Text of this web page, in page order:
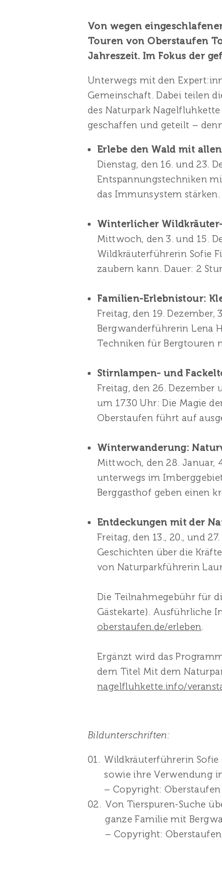
Von wegen
Touren von Oberstaufen
Jahreszeit. Im Fokus der
Unterwegs mit den
Gemeinschaft. Dabei teilen
des Naturpark
geschaffen und geteilt –
Erlebe den Wald mit
Dienstag, den 16. und 23.
Entspannungstechniken
das Immunsystem
Winterlicher
Mittwoch, den 3. und 15.
Wildkräuterführerin Sofie
zaubern kann. Dauer: 2
Familien-Erlebnistour:
Freitag, den 19.
Bergwanderführerin Lena
Techniken für Bergtouren
Stirnlampen- und
Freitag, den 26. Dezember
um 17.30 Uhr: Die Magie
Oberstaufen führt auf
Winterwanderung:
Mittwoch, den 28. Januar,
unterwegs im
Berggasthof geben einen
Entdeckungen mit der
Freitag, den 13., 20., und
Geschichten über die
von Naturparkführerin
Die Teilnahmegebühr für
Gästekarte). Ausführliche
oberstaufen.de/erleben.
Ergänzt wird das
dem Titel Mit dem
nagelfluhkette.info/
Bildunterschriften:
Wildkräuterführerin
sowie ihre Verwendung
– Copyright:
Von Tierspuren-Suche
ganze Familie mit
– Copyright: